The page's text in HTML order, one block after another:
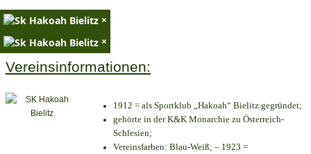
×
×
Vereinsinformationen:
1912 = als Sportklub „Hakoah“ Bielitz gegründet;
gehörte in der K&K Monarchie zu Österreich-
Schlesien;
Vereinsfarben: Blau-Weiß; – 1923 =